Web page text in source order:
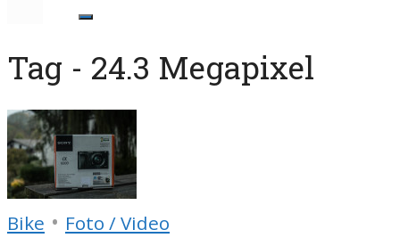
Tag - 24.3 Megapixel
Bike • Foto / Video